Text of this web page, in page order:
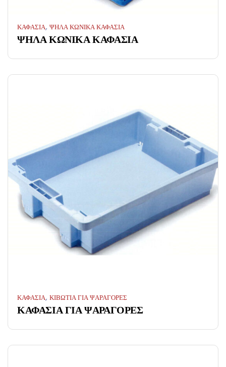
ΚΑΦΑΣΙΑ, ΨΗΛΑ ΚΩΝΙΚΑ ΚΑΦΑΣΙΑ
ΨΗΛΑ ΚΩΝΙΚΑ ΚΑΦΑΣΙΑ
ΚΑΦΑΣΙΑ, ΚΙΒΩΤΙΑ ΓΙΑ ΨΑΡΑΓΟΡΕΣ
ΚΑΦΑΣΙΑ ΓΙΑ ΨΑΡΑΓΟΡΕΣ